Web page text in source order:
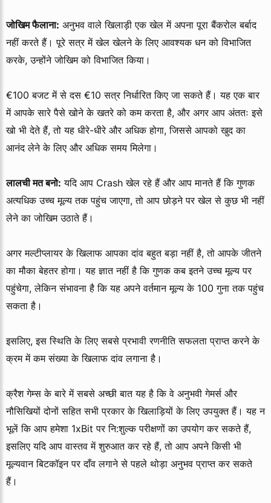
जोखिम फैलाना: अनुभव वाले खिलाड़ी एक खेल में अपना पूरा बैंकरोल बर्बाद
नहीं करते हैं। पूरे सत्र में खेल खेलने के लिए आवश्यक धन को विभाजित
करके, उन्होंने जोखिम को विभाजित किया।
€100 बजट में से दस €10 सत्र निर्धारित किए जा सकते हैं। यह एक बार
में आपके सारे पैसे खोने के खतरे को कम करता है, और अगर आप अंततः इसे
खो भी देते हैं, तो यह धीरे-धीरे और अधिक होगा, जिससे आपको खुद का
आनंद लेने के लिए और अधिक समय मिलेगा।
लालची मत बनो: यदि आप Crash खेल रहे हैं और आप मानते हैं कि गुणक
अत्यधिक उच्च मूल्य तक पहुंच जाएगा, तो आप छोड़ने पर खेल से कुछ भी नहीं
लेने का जोखिम उठाते हैं।
अगर मल्टीप्लायर के खिलाफ आपका दांव बहुत बड़ा नहीं है, तो आपके जीतने
का मौका बेहतर होगा। यह ज्ञात नहीं है कि गुणक कब इतने उच्च मूल्य पर
पहुंचेगा, लेकिन संभावना है कि यह अपने वर्तमान मूल्य के 100 गुना तक पहुंच
सकता है।
इसलिए, इस स्थिति के लिए सबसे प्रभावी रणनीति सफलता प्राप्त करने के
क्रम में कम संख्या के खिलाफ दांव लगाना है।
क्रैश गेम्स के बारे में सबसे अच्छी बात यह है कि वे अनुभवी गेमर्स और
नौसिखियों दोनों सहित सभी प्रकार के खिलाड़ियों के लिए उपयुक्त हैं। यह न
भूलें कि आप हमेशा 1xBit पर नि:शुल्क परीक्षणों का उपयोग कर सकते हैं,
इसलिए यदि आप वास्तव में शुरुआत कर रहे हैं, तो आप अपने किसी भी
मूल्यवान बिटकॉइन पर दाँव लगाने से पहले थोड़ा अनुभव प्राप्त कर सकते
हैं।